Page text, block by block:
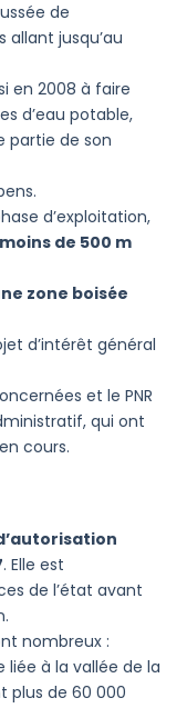
de
allant jusqu’au
en 2008 à faire
d’eau potable,
partie de son
d’exploitation,
de 500 m
zone boisée
d’intérêt général
et le PNR
qui ont
cours.
. Elle est
de l’état avant
nombreux :
liée à la vallée de la
plus de 60 000